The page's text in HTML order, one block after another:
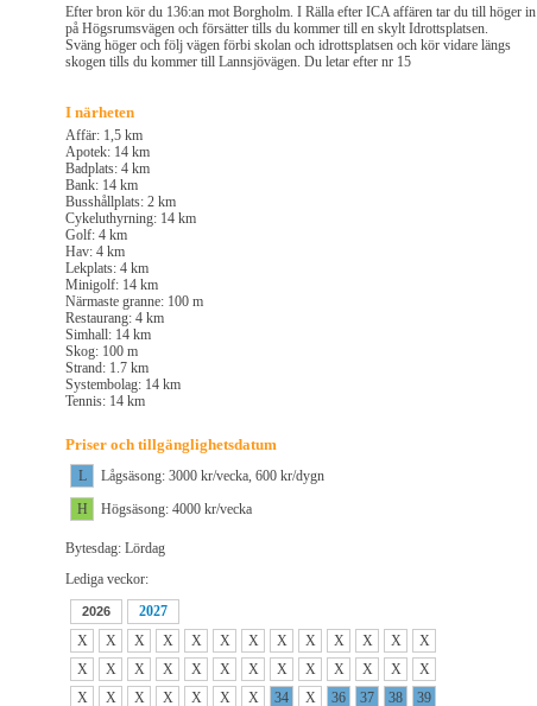
Efter bron kör du 136:an mot Borgholm. I Rälla efter ICA affären tar du till höger in
på Högsrumsvägen och försätter tills du kommer till en skylt Idrottsplatsen.
Sväng höger och följ vägen förbi skolan och idrottsplatsen och kör vidare längs
skogen tills du kommer till Lannsjövägen. Du letar efter nr 15
I närheten
Affär: 1,5 km
Apotek: 14 km
Badplats: 4 km
Bank: 14 km
Busshållplats: 2 km
Cykeluthyrning: 14 km
Golf: 4 km
Hav: 4 km
Lekplats: 4 km
Minigolf: 14 km
Närmaste granne: 100 m
Restaurang: 4 km
Simhall: 14 km
Skog: 100 m
Strand: 1.7 km
Systembolag: 14 km
Tennis: 14 km
Priser och tillgänglighetsdatum
L
Lågsäsong: 3000 kr/vecka, 600 kr/dygn
H
Högsäsong: 4000 kr/vecka
Bytesdag: Lördag
Lediga veckor:
2026
2027
X
X X X X X X X X X X X
X
X
X X X X X X X X X X X
X
X
X X X X X X 34 X 36 37 38
39